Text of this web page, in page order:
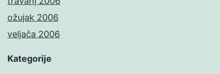
ožujak 2006
veljača 2006
Kategorije